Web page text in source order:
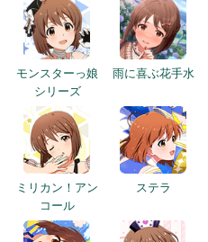
モンスターっ娘
シリーズ
雨に喜ぶ花手水
ミリカン！アン
コール
ステラ